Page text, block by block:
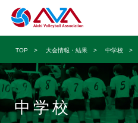
INFORMATION
TOURNAMENT
大会情報・結果
実業団
TOP 大会情報・結果 中学校
中学校